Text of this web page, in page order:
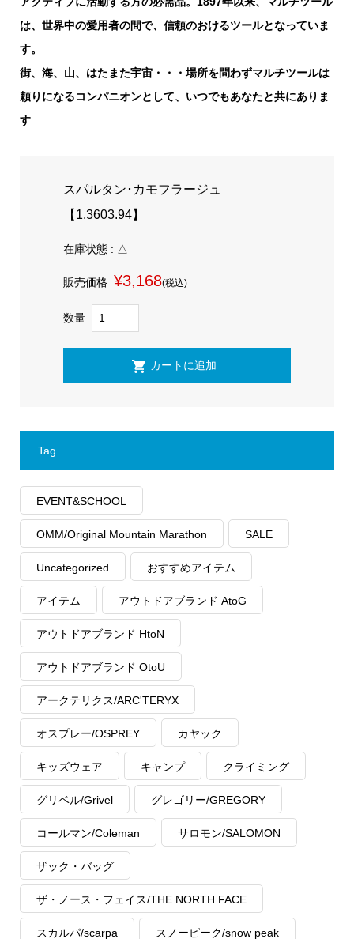
は、世界中の愛用者の間で、信頼のおけるツールとなっていま
す。
街、海、山、はたまた宇宙・・・場所を問わずマルチツールは
頼りになるコンパニオンとして、いつでもあなたと共にありま
す
スパルタン･カモフラージュ
【1.3603.94】
在庫状態 : △
販売価格 ¥3,168(税込)
数量
Tag
EVENT&SCHOOL
OMM/Original Mountain Marathon SALE
Uncategorized おすすめアイテム
アイテム アウトドアブランド AtoG
アウトドアブランド HtoN
アウトドアブランド OtoU
アークテリクス/ARC'TERYX
オスプレー/OSPREY カヤック
キッズウェア キャンプ クライミング
グリベル/Grivel グレゴリー/GREGORY
コールマン/Coleman サロモン/SALOMON
ザック・バッグ
ザ・ノース・フェイス/THE NORTH FACE
スカルパ/scarpa スノーピーク/snow peak